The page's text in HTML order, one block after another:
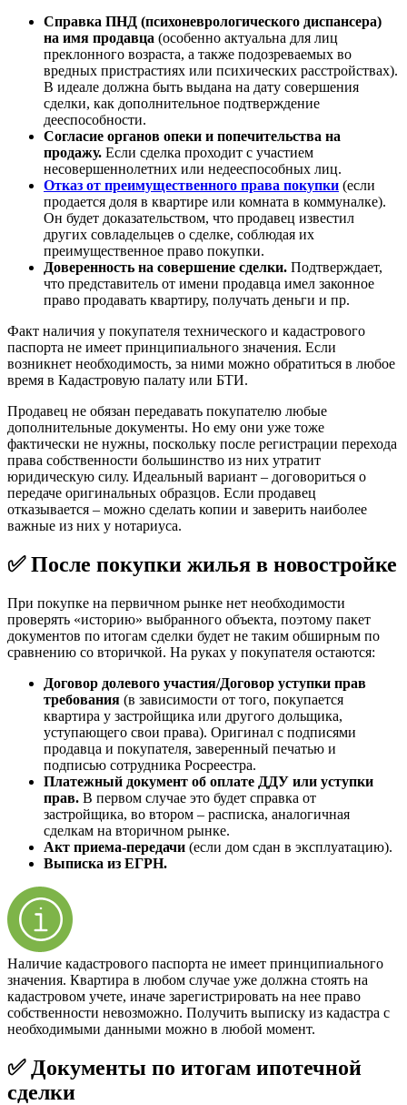
Справка ПНД (психоневрологического диспансера)
на имя продавца (особенно актуальна для лиц
преклонного возраста, а также подозреваемых во
вредных пристрастиях или психических расстройствах).
В идеале должна быть выдана на дату совершения
сделки, как дополнительное подтверждение
дееспособности.
Согласие органов опеки и попечительства на
продажу. Если сделка проходит с участием
несовершеннолетних или недееспособных лиц.
Отказ от преимущественного права покупки (если
продается доля в квартире или комната в коммуналке).
Он будет доказательством, что продавец известил
других совладельцев о сделке, соблюдая их
преимущественное право покупки.
Доверенность на совершение сделки. Подтверждает,
что представитель от имени продавца имел законное
право продавать квартиру, получать деньги и пр.
Факт наличия у покупателя технического и кадастрового
паспорта не имеет принципиального значения. Если
возникнет необходимость, за ними можно обратиться в любое
время в Кадастровую палату или БТИ.
Продавец не обязан передавать покупателю любые
дополнительные документы. Но ему они уже тоже
фактически не нужны, поскольку после регистрации перехода
права собственности большинство из них утратит
юридическую силу. Идеальный вариант – договориться о
передаче оригинальных образцов. Если продавец
отказывается – можно сделать копии и заверить наиболее
важные из них у нотариуса.
✅ После покупки жилья в новостройке
При покупке на первичном рынке нет необходимости
проверять «историю» выбранного объекта, поэтому пакет
документов по итогам сделки будет не таким обширным по
сравнению со вторичкой. На руках у покупателя остаются:
Договор долевого участия/Договор уступки прав
требования (в зависимости от того, покупается
квартира у застройщика или другого дольщика,
уступающего свои права). Оригинал с подписями
продавца и покупателя, заверенный печатью и
подписью сотрудника Росреестра.
Платежный документ об оплате ДДУ или уступки
прав. В первом случае это будет справка от
застройщика, во втором – расписка, аналогичная
сделкам на вторичном рынке.
Акт приема-передачи (если дом сдан в эксплуатацию).
Выписка из ЕГРН.
Наличие кадастрового паспорта не имеет принципиального
значения. Квартира в любом случае уже должна стоять на
кадастровом учете, иначе зарегистрировать на нее право
собственности невозможно. Получить выписку из кадастра с
необходимыми данными можно в любой момент.
✅ Документы по итогам ипотечной
сделки